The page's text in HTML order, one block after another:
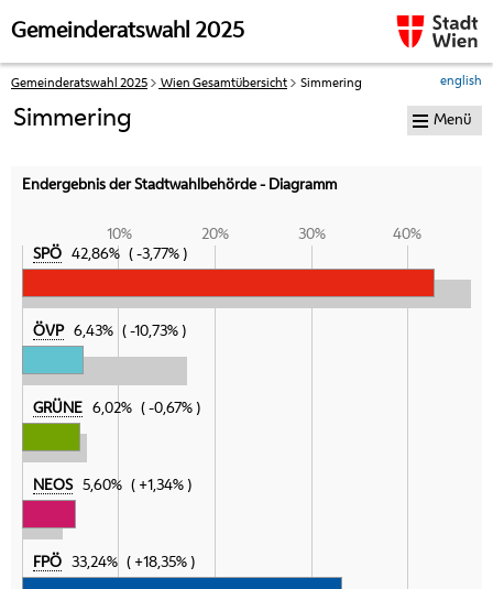
Gemeinderatswahl 2025
Ihre
Position:
Gemeinderatswahl 2025 Wien Gesamtübersicht Simmering english
Simmering
Endergebnis der Stadtwahlbehörde - Diagramm
10% 20% 30%
40%
SPÖ
42,86% -3,77%
ÖVP 6,43% -10,73%
GRÜNE 6,02% -0,67%
NEOS 5,60% +1,34%
FPÖ 33,24% +18,35%
Menü